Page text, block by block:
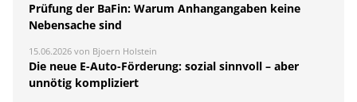
Prüfung der BaFin: Warum Anhangangaben keine
Nebensache sind
15.06.2026 von Bjoern Holstein
Die neue E-Auto-Förderung: sozial sinnvoll – aber
unnötig kompliziert